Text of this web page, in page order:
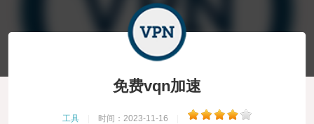
免费vqn加速
工具 时间：2023-11-16